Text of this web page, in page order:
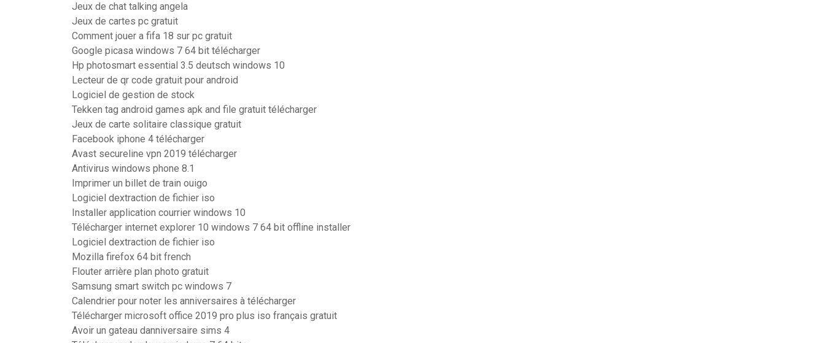
Jeux de chat talking angela
Jeux de cartes pc gratuit
Comment jouer a fifa 18 sur pc gratuit
Google picasa windows 7 64 bit télécharger
Hp photosmart essential 3.5 deutsch windows 10
Lecteur de qr code gratuit pour android
Logiciel de gestion de stock
Tekken tag android games apk and file gratuit télécharger
Jeux de carte solitaire classique gratuit
Facebook iphone 4 télécharger
Avast secureline vpn 2019 télécharger
Antivirus windows phone 8.1
Imprimer un billet de train ouigo
Logiciel dextraction de fichier iso
Installer application courrier windows 10
Télécharger internet explorer 10 windows 7 64 bit offline installer
Logiciel dextraction de fichier iso
Mozilla firefox 64 bit french
Flouter arrière plan photo gratuit
Samsung smart switch pc windows 7
Calendrier pour noter les anniversaires à télécharger
Télécharger microsoft office 2019 pro plus iso français gratuit
Avoir un gateau danniversaire sims 4